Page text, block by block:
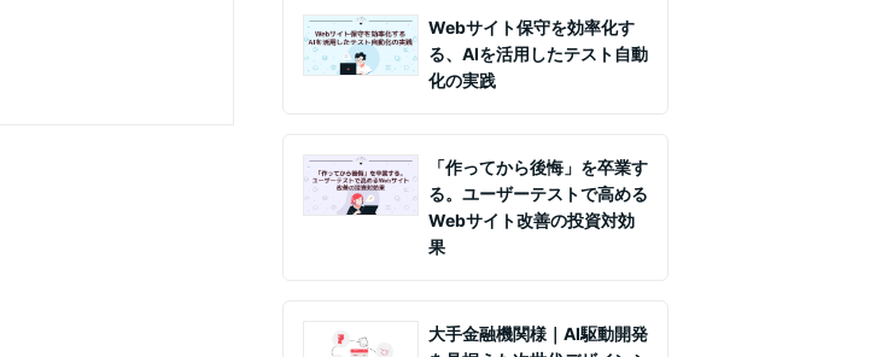
Webサイト保守を効率化す
る、AIを活用したテスト自動
化の実践
「作ってから後悔」を卒業す
る。ユーザーテストで高める
Webサイト改善の投資対効
果
大手金融機関様｜AI駆動開発